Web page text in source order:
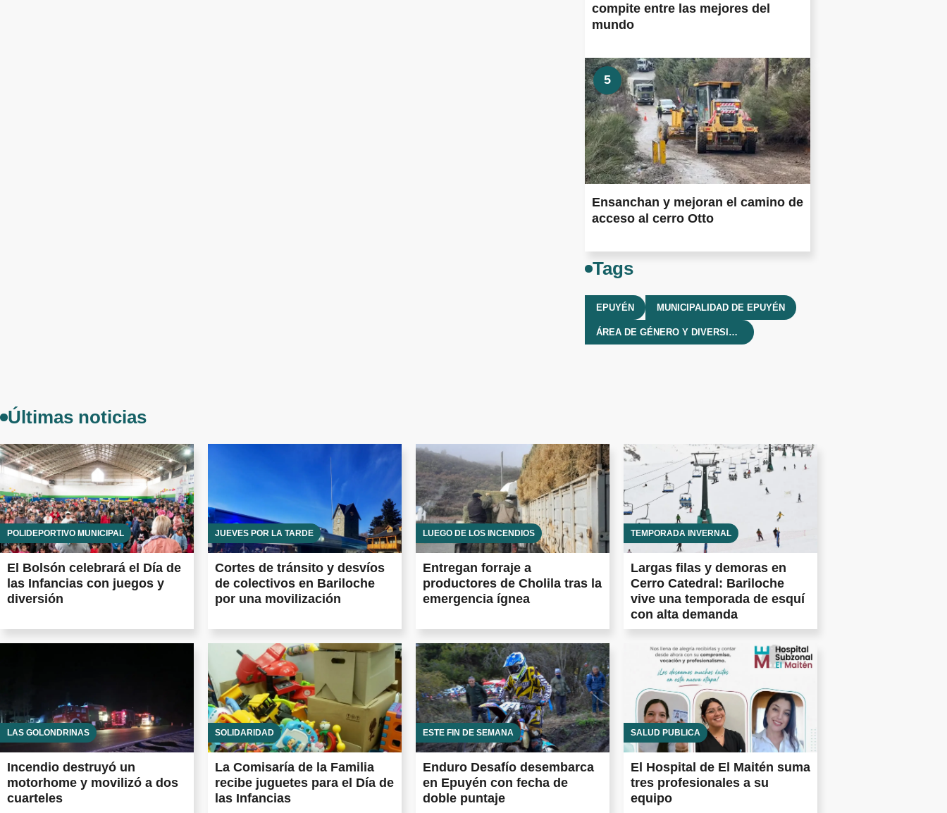
compite entre las mejores del
mundo
5
Ensanchan y mejoran el camino de
acceso al cerro Otto
Tags
EPUYÉN MUNICIPALIDAD DE EPUYÉN
ÁREA DE GÉNERO Y DIVERSIDAD
Últimas noticias
POLIDEPORTIVO MUNICIPAL
El Bolsón celebrará el Día de
las Infancias con juegos y
diversión
JUEVES POR LA TARDE
Cortes de tránsito y desvíos
de colectivos en Bariloche
por una movilización
LUEGO DE LOS INCENDIOS
Entregan forraje a
productores de Cholila tras la
emergencia ígnea
TEMPORADA INVERNAL
Largas filas y demoras en
Cerro Catedral: Bariloche
vive una temporada de esquí
con alta demanda
LAS GOLONDRINAS
Incendio destruyó un
motorhome y movilizó a dos
cuarteles
SOLIDARIDAD
La Comisaría de la Familia
recibe juguetes para el Día de
las Infancias
ESTE FIN DE SEMANA
Enduro Desafío desembarca
en Epuyén con fecha de
doble puntaje
SALUD PÚBLICA
El Hospital de El Maitén suma
tres profesionales a su
equipo